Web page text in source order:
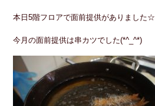
本日5階フロアで面前提供がありました☆
今月の面前提供は串カツでした(*^_^*)